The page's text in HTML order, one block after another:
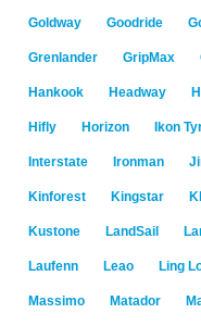
Goldway Goodride
Grenlander GripMax
Hankook Headway
Hifly Horizon Ikon
Interstate Ironman
Kinforest Kingstar
Kustone LandSail
Laufenn Leao Ling
Massimo Matador